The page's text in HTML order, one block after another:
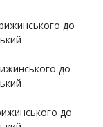
до
до
до